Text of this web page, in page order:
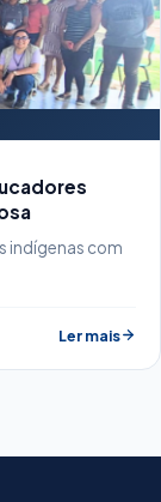
indígenas com
Ler mais